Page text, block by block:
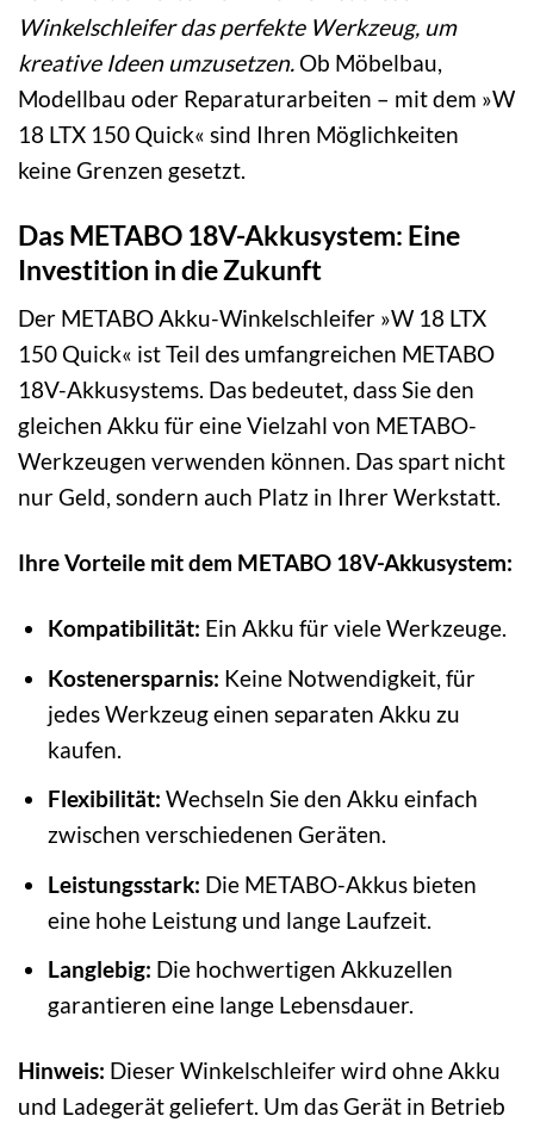
Winkelschleifer das perfekte Werkzeug, um
kreative Ideen umzusetzen. Ob Möbelbau,
Modellbau oder Reparaturarbeiten – mit dem »W
18 LTX 150 Quick« sind Ihren Möglichkeiten
keine Grenzen gesetzt.
Das METABO 18V-Akkusystem: Eine
Investition in die Zukunft
Der METABO Akku-Winkelschleifer »W 18 LTX
150 Quick« ist Teil des umfangreichen METABO
18V-Akkusystems. Das bedeutet, dass Sie den
gleichen Akku für eine Vielzahl von METABO-
Werkzeugen verwenden können. Das spart nicht
nur Geld, sondern auch Platz in Ihrer Werkstatt.
Ihre Vorteile mit dem METABO 18V-Akkusystem:
Kompatibilität: Ein Akku für viele Werkzeuge.
Kostenersparnis: Keine Notwendigkeit, für
jedes Werkzeug einen separaten Akku zu
kaufen.
Flexibilität: Wechseln Sie den Akku einfach
zwischen verschiedenen Geräten.
Leistungsstark: Die METABO-Akkus bieten
eine hohe Leistung und lange Laufzeit.
Langlebig: Die hochwertigen Akkuzellen
garantieren eine lange Lebensdauer.
Hinweis: Dieser Winkelschleifer wird ohne Akku
und Ladegerät geliefert. Um das Gerät in Betrieb